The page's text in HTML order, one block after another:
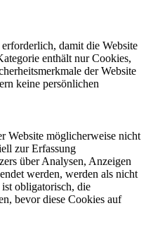
damit die Website
enthält nur Cookies,
der Website
keine persönlichen
Website möglicherweise nicht
zur Erfassung
über Analysen, Anzeigen
werden, werden als nicht
obligatorisch, die
bevor diese Cookies auf